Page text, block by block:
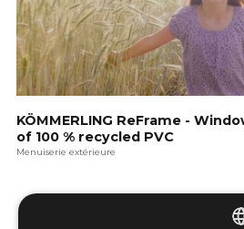
KÖMMERLING ReFrame -
of 100 % recycled PVC
Menuiserie extérieure